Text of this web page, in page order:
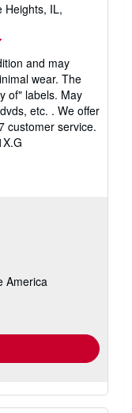
Heights, IL,
and may
wear. The
of" labels. May
etc. . We offer
customer service.
America